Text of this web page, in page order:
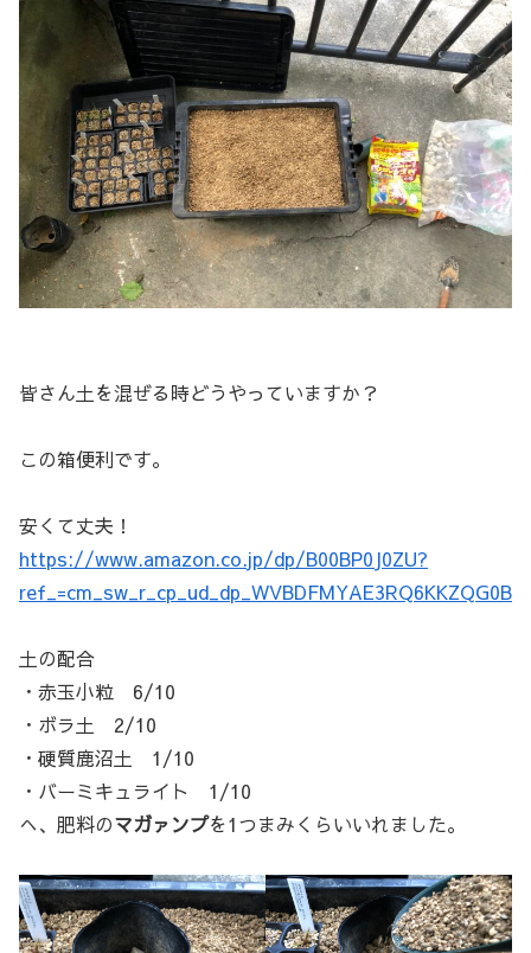
皆さん土を混ぜる時どうやっていますか？
この箱便利です。
安くて丈夫！
https://www.amazon.co.jp/dp/B00BP0J0ZU?
ref_=cm_sw_r_cp_ud_dp_WVBDFMYAE3RQ6KKZQG0B
土の配合
・赤玉小粒 6/10
・ボラ土 2/10
・硬質鹿沼土 1/10
・バーミキュライト 1/10
へ、肥料のマガァンプを1つまみくらいいれました。